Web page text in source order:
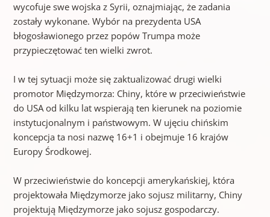
wycofuje swe wojska z Syrii, oznajmiając, że zadania
zostały wykonane. Wybór na prezydenta USA
błogosławionego przez popów Trumpa może
przypieczętować ten wielki zwrot.
I w tej sytuacji może się zaktualizować drugi wielki
promotor Międzymorza: Chiny, które w przeciwieństwie
do USA od kilku lat wspierają ten kierunek na poziomie
instytucjonalnym i państwowym. W ujęciu chińskim
koncepcja ta nosi nazwę 16+1 i obejmuje 16 krajów
Europy Środkowej.
W przeciwieństwie do koncepcji amerykańskiej, która
projektowała Międzymorze jako sojusz militarny, Chiny
projektują Międzymorze jako sojusz gospodarczy.